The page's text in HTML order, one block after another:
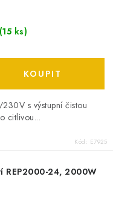
(15 ks)
s výstupní čistou
citlivou...
Kód: E7925
REP2000-24, 2000W